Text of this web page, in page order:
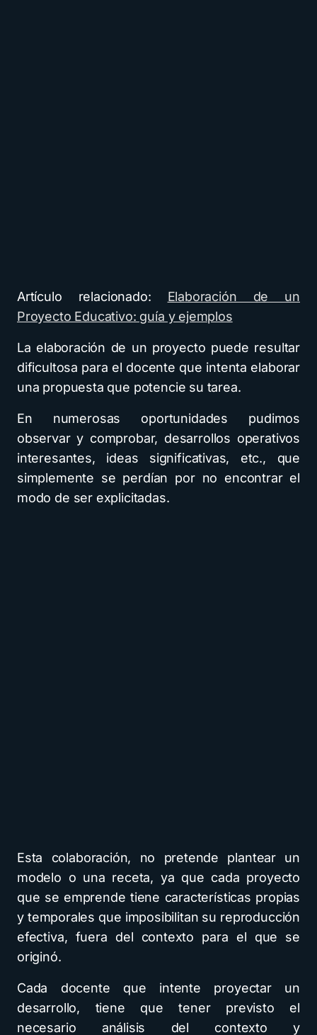
Artículo relacionado: Elaboración de un
Proyecto Educativo: guía y ejemplos
La elaboración de un proyecto puede resultar
dificultosa para el docente que intenta elaborar
una propuesta que potencie su tarea.
En numerosas oportunidades pudimos
observar y comprobar, desarrollos operativos
interesantes, ideas significativas, etc., que
simplemente se perdían por no encontrar el
modo de ser explicitadas.
Esta colaboración, no pretende plantear un
modelo o una receta, ya que cada proyecto
que se emprende tiene características propias
y temporales que imposibilitan su reproducción
efectiva, fuera del contexto para el que se
originó.
Cada docente que intente proyectar un
desarrollo, tiene que tener previsto el
necesario análisis del contexto y